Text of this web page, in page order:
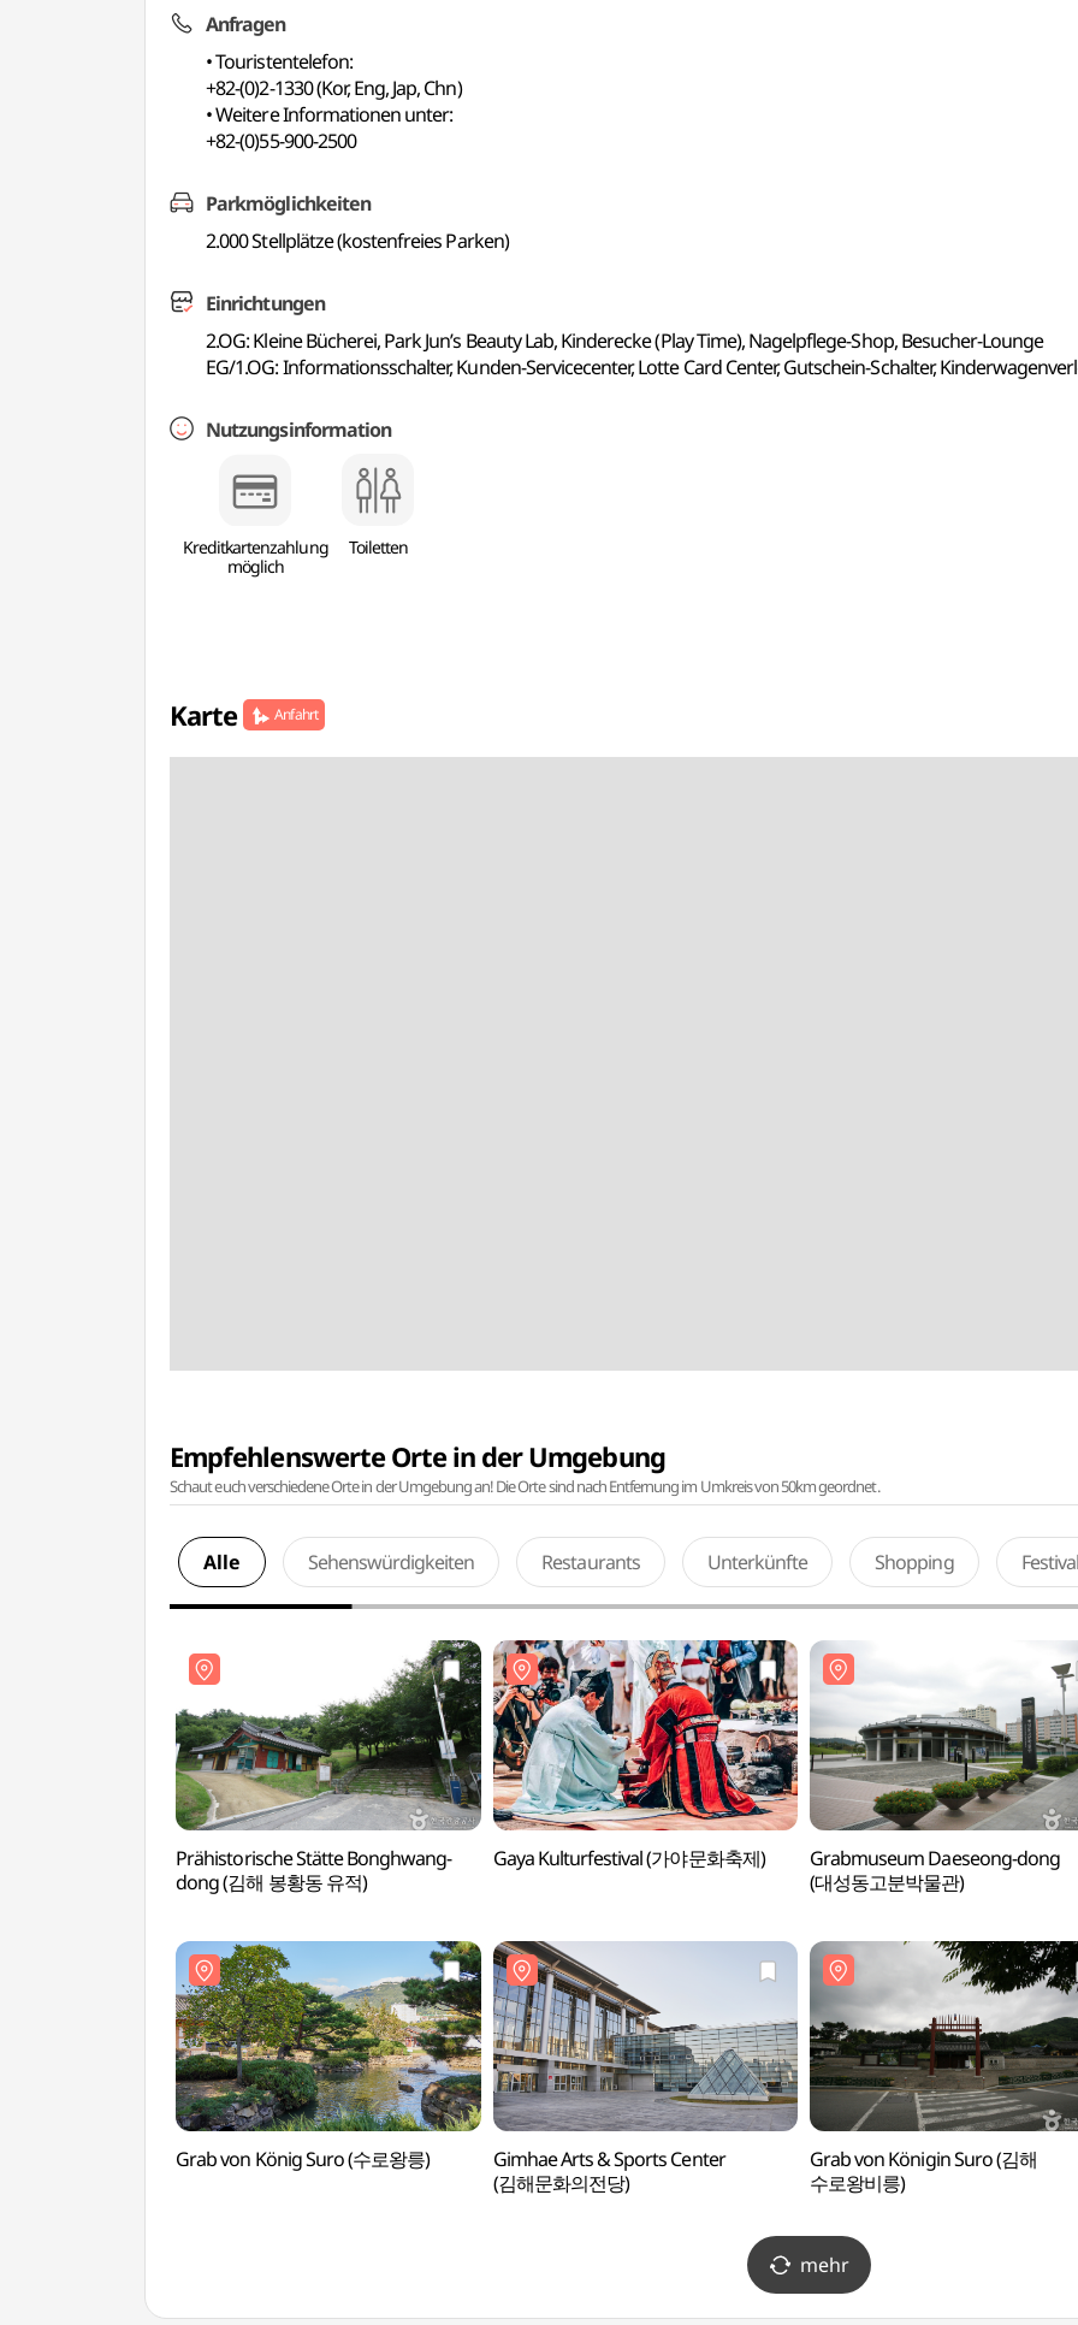
Anfragen
• Touristentelefon:
+82-(0)2-1330 (Kor, Eng, Jap, Chn)
• Weitere Informationen unter:
+82-(0)55-900-2500
Parkmöglichkeiten
2.000 Stellplätze (kostenfreies Parken)
Einrichtungen
2.OG: Kleine Bücherei, Park Jun’s Beauty Lab, Kinderecke (Play Time), Nagelpflege-Shop, Besucher-Lounge
EG/1.OG: Informationsschalter, Kunden-Servicecenter, Lotte Card Center, Gutschein-Schalter,
Nutzungsinformation
Kreditkartenzahlung
möglich
Toiletten
Karte Anfahrt
Empfehlenswerte Orte in der Umgebung
Schaut euch verschiedene Orte in der Umgebung an! Die Orte sind nach Entfernung im Umkreis von 50km geordnet.
Alle Sehenswürdigkeiten Restaurants Unterkünfte Shopping
Prähistorische Stätte Bonghwang-
dong (김해 봉황동 유적)
Gaya Kulturfestival (가야문화축제)
Grabmuseum Daeseong-dong
(대성동고분박물관)
Grab von König Suro (수로왕릉)
Gimhae Arts & Sports Center
(김해문화의전당)
Grab von Königin Suro (김해
수로왕비릉)
mehr